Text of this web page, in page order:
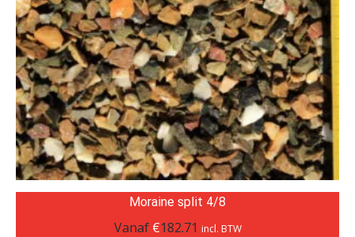
Moraine split 4/8
Vanaf €182.71 incl. BTW